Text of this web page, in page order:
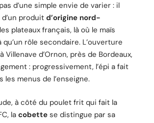
d’une simple envie de varier : il
d’un produitd’origine nord-
plateaux français, là où le maïs
qu’un rôle secondaire. L’ouverture
Villenave d’Ornon, près de Bordeaux,
: progressivement, l’épi a fait
les menus de l’enseigne.
à côté du poulet frit qui fait la
la cobette se distingue par sa